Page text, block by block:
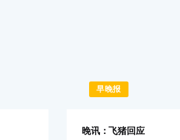
早晚报
晚讯：飞猪回应